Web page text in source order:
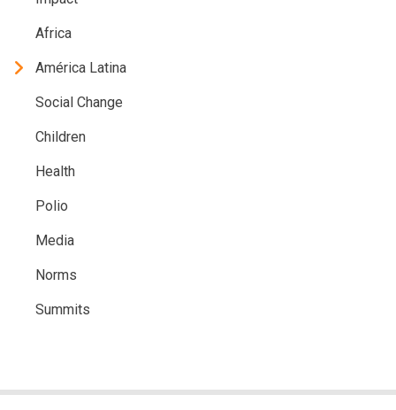
Africa
América Latina
Social Change
Children
Health
Polio
Media
Norms
Summits